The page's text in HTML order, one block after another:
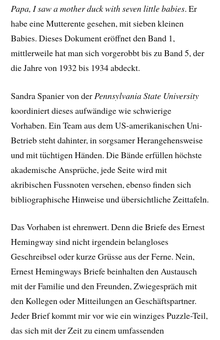
Papa, I saw a mother duck with seven little babies. Er
habe eine Mutterente gesehen, mit sieben kleinen
Babies. Dieses Dokument eröffnet den Band 1,
mittlerweile hat man sich vorgerobbt bis zu Band 5, der
die Jahre von 1932 bis 1934 abdeckt.
Sandra Spanier von der Pennsylvania State University
koordiniert dieses aufwändige wie schwierige
Vorhaben. Ein Team aus dem US-amerikanischen Uni-
Betrieb steht dahinter, in sorgsamer Herangehensweise
und mit tüchtigen Händen. Die Bände erfüllen höchste
akademische Ansprüche, jede Seite wird mit
akribischen Fussnoten versehen, ebenso finden sich
bibliographische Hinweise und übersichtliche Zeittafeln.
Das Vorhaben ist ehrenwert. Denn die Briefe des Ernest
Hemingway sind nicht irgendein belangloses
Geschreibsel oder kurze Grüsse aus der Ferne. Nein,
Ernest Hemingways Briefe beinhalten den Austausch
mit der Familie und den Freunden, Zwiegespräch mit
den Kollegen oder Mitteilungen an Geschäftspartner.
Jeder Brief kommt mir vor wie ein winziges Puzzle-Teil,
das sich mit der Zeit zu einem umfassenden